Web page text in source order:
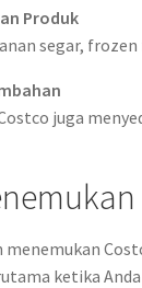
Produk
segar,
juga
menemukan
ketika